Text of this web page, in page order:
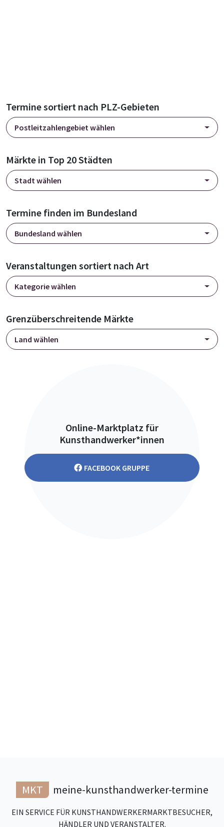
Termine sortiert nach PLZ-Gebieten
Postleitzahlengebiet wählen
Märkte in Top 20 Städten
Stadt wählen
Termine finden im Bundesland
Bundesland wählen
Veranstaltungen sortiert nach Art
Kategorie wählen
Grenzüberschreitende Märkte
Land wählen
Online-Marktplatz für
Kunsthandwerker*innen
FACEBOOK GRUPPE
MKT meine-kunsthandwerker-termine
EIN SERVICE FÜR KUNSTHANDWERKERMARKTBESUCHER,
HÄNDLER UND VERANSTALTER.